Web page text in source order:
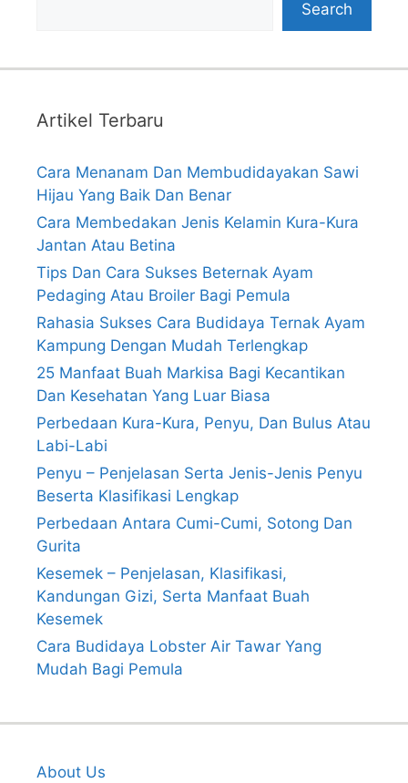
Search
Artikel Terbaru
Cara Menanam Dan Membudidayakan Sawi
Hijau Yang Baik Dan Benar
Cara Membedakan Jenis Kelamin Kura-Kura
Jantan Atau Betina
Tips Dan Cara Sukses Beternak Ayam
Pedaging Atau Broiler Bagi Pemula
Rahasia Sukses Cara Budidaya Ternak Ayam
Kampung Dengan Mudah Terlengkap
25 Manfaat Buah Markisa Bagi Kecantikan
Dan Kesehatan Yang Luar Biasa
Perbedaan Kura-Kura, Penyu, Dan Bulus Atau
Labi-Labi
Penyu – Penjelasan Serta Jenis-Jenis Penyu
Beserta Klasifikasi Lengkap
Perbedaan Antara Cumi-Cumi, Sotong Dan
Gurita
Kesemek – Penjelasan, Klasifikasi,
Kandungan Gizi, Serta Manfaat Buah
Kesemek
Cara Budidaya Lobster Air Tawar Yang
Mudah Bagi Pemula
About Us